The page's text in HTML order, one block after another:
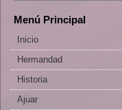
Menú Principal
Inicio
Hermandad
Historia
Ajuar